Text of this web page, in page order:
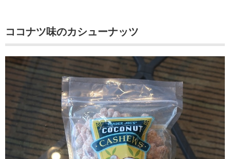
ココナツ味のカシューナッツ